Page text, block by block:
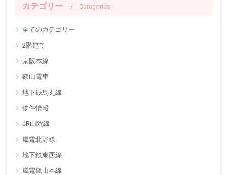
カテゴリー Categories
全てのカテゴリー
2階建て
京阪本線
叡山電車
地下鉄烏丸線
物件情報
JR山陰線
嵐電北野線
地下鉄東西線
嵐電嵐山本線